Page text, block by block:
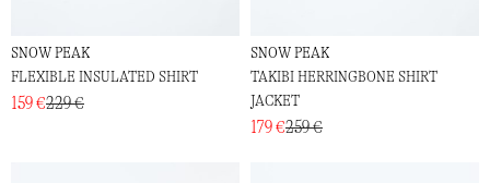
SNOW PEAK
FLEXIBLE INSULATED SHIRT
159 €229 €
SNOW PEAK
TAKIBI HERRINGBONE SHIRT
JACKET
179 €259 €